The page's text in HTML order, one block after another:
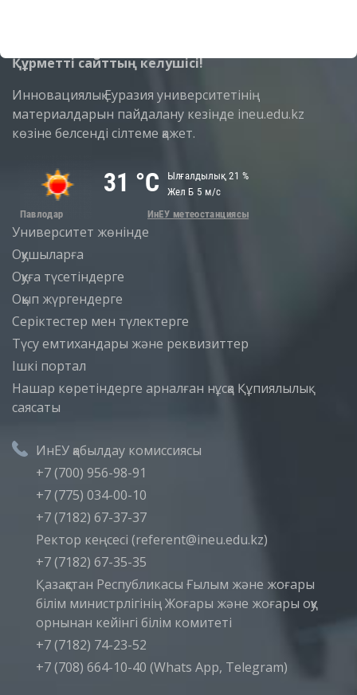
Құрметті сайттың келушісі!
Инновациялық Еуразия университетінің
материалдарын пайдалану кезінде ineu.edu.kz
көзіне белсенді сілтеме қажет.
Университет жөнінде
Оқушыларға
Оқуға түсетіндерге
Оқып жүргендерге
Серіктестер мен түлектерге
Түсу емтихандары және реквизиттер
Iшкi портал
Нашар көретіндерге арналған нұсқа Құпиялылық
саясаты
ИнЕУ қабылдау комиссиясы
+7 (700) 956-98-91
+7 (775) 034-00-10
+7 (7182) 67-37-37
Ректор кеңсесі (referent@ineu.edu.kz)
+7 (7182) 67-35-35
Қазақстан Республикасы Ғылым және жоғары
білім министрлігінің Жоғары және жоғары оқу
орнынан кейінгі білім комитеті
+7 (7182) 74-23-52
+7 (708) 664-10-40 (Whats App, Telegram)